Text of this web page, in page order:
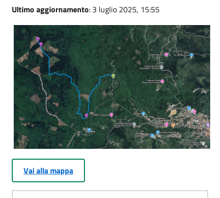
Ultimo aggiornamento: 3 luglio 2025, 15:55
Vai alla mappa